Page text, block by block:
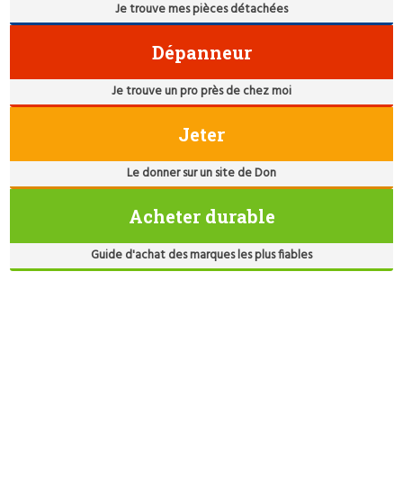
Je trouve mes pièces détachées
Dépanneur
Je trouve un pro près de chez moi
Jeter
Le donner sur un site de Don
Acheter durable
Guide d'achat des marques les plus fiables